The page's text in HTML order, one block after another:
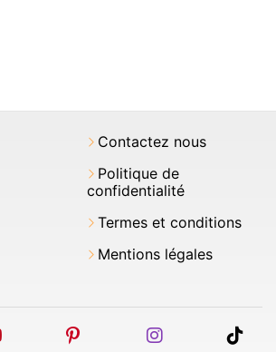
Contactez nous
Politique de
confidentialité
Termes et conditions
Mentions légales
youtube pinterest instagram